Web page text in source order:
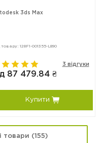
3ds Max
товару: 128F1-001355-L890
3 відгуки
87 479.84 ₴
Купити
товари (155)